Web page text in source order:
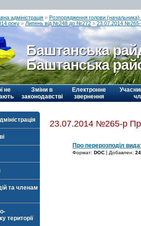
адміністрація » Розпорядження голови (начальника)
року » Липень від №248 до №272 » 23.07.2014 №265-
Баштанська
Баштанська
не
Зміни в
законодавстві
Електронне
звернення
та членам
території
23.07.2014 №265-р
Про перерозподіл
Формат: DOC | Добавлен: